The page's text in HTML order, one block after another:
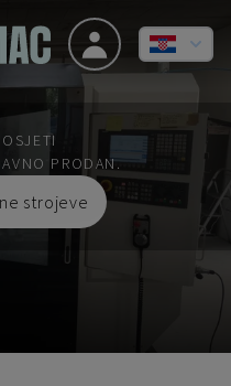
PRODAN.
strojeve